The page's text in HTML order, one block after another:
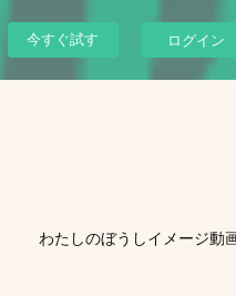
今すぐ試す ログイン
わたしのぼうしイメージ動